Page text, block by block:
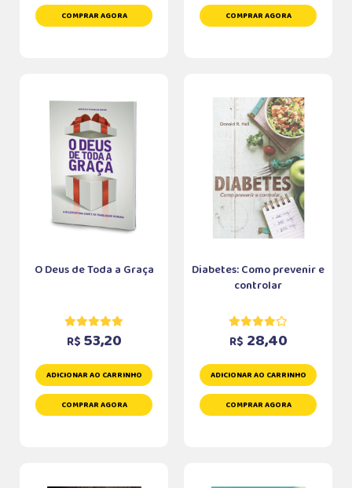
COMPRAR AGORA COMPRAR AGORA
O Deus de Toda a Graça
R$ 53,20
ADICIONAR AO CARRINHO
COMPRAR AGORA
Diabetes: Como prevenir e
controlar
R$ 28,40
ADICIONAR AO CARRINHO
COMPRAR AGORA